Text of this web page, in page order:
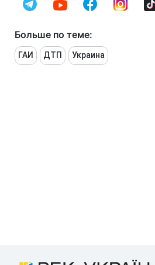
Больше по теме:
ГАИ ДТП Украина